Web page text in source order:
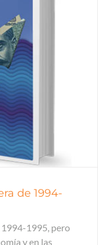
de 1994-
1994-1995, pero
y en las